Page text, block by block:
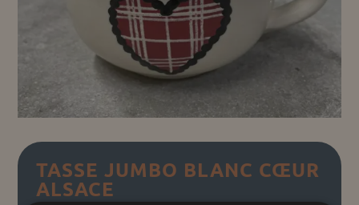
TASSE JUMBO BLANC CŒUR
ALSACE